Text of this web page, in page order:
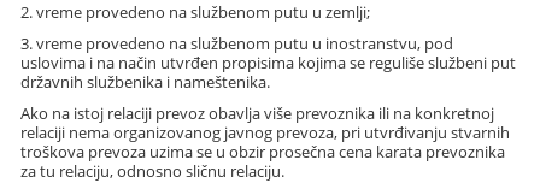
2. vreme provedeno na službenom putu u zemlji;
3. vreme provedeno na službenom putu u inostranstvu, pod
uslovima i na način utvrđen propisima kojima se reguliše službeni put
državnih službenika i nameštenika.
Ako na istoj relaciji prevoz obavlja više prevoznika ili na konkretnoj
relaciji nema organizovanog javnog prevoza, pri utvrđivanju stvarnih
troškova prevoza uzima se u obzir prosečna cena karata prevoznika
za tu relaciju, odnosno sličnu relaciju.